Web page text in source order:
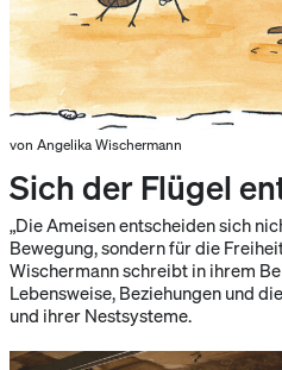
von Angelika Wischermann
Sich der Flügel
„Die Ameisen entscheiden sich
Bewegung, sondern für die
Wischermann schreibt in ihrem
Lebensweise, Beziehungen und
und ihrer Nestsysteme.